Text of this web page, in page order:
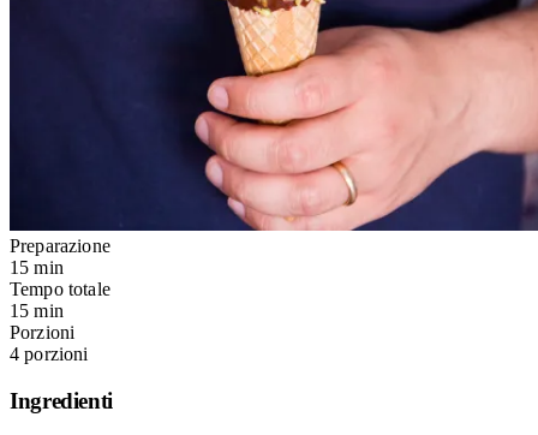
Preparazione
15 min
Tempo totale
15 min
Porzioni
4 porzioni
Ingredienti